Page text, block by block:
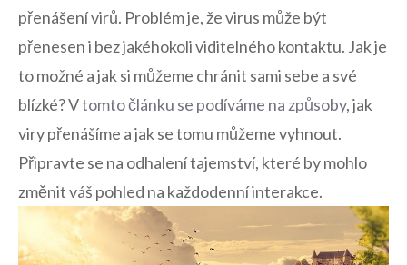
přenášení virů. ⁢Problém je, že virus může být
přenesen i bez jakéhokoli ⁣viditelného kontaktu. Jak je
to možné a jak si můžeme​ chránit sami⁢ sebe a své
blízké? Vtomto článku se ⁣podíváme na způsoby, jak⁣
viry přenášíme​ a jak se tomu ‌můžeme vyhnout.
Připravte se na odhalení tajemství, ⁢které by mohlo
změnit váš pohled na každodenní interakce.